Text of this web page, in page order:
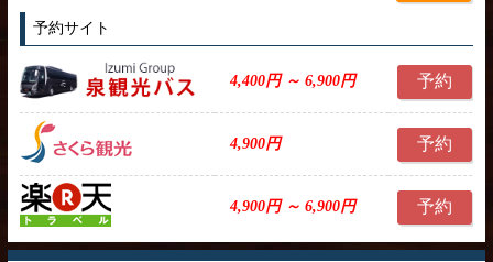
予約サイト
4,400円 ～ 6,900円 予約
4,900円 予約
4,900円 ～ 6,900円 予約